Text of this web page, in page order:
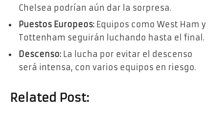
Chelsea podrían aún dar la sorpresa.
Puestos Europeos: Equipos como West Ham y
Tottenham seguirán luchando hasta el final.
Descenso: La lucha por evitar el descenso
será intensa, con varios equipos en riesgo.
Related Post: